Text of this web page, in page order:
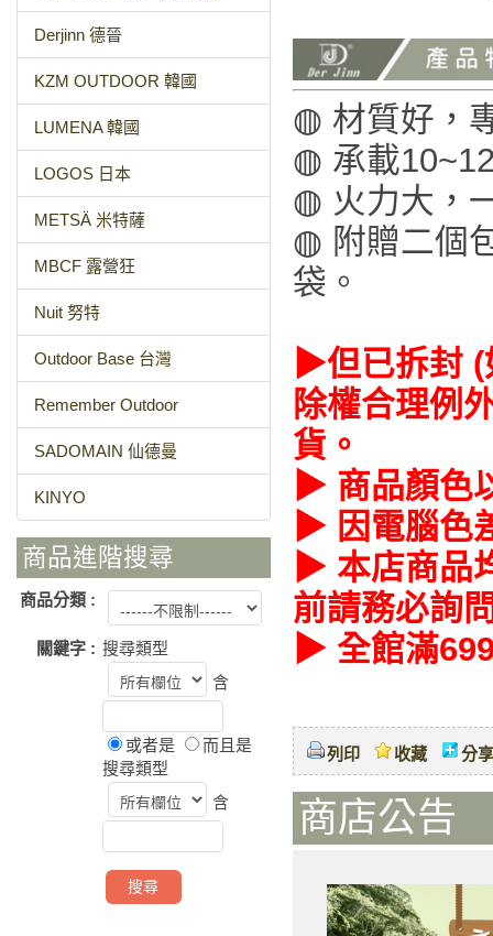
Derjinn 德晉
KZM OUTDOOR 韓國
LUMENA 韓國
LOGOS 日本
METSÄ 米特薩
MBCF 露營狂
Nuit 努特
Outdoor Base 台灣
Remember Outdoor
SADOMAIN 仙德曼
KINYO
商品進階搜尋
商品分類 :
關鍵字 : 搜尋類型
含
或者是
而且是
搜尋類型
含
◍ 材質好，
◍ 承載
◍ 火力大，
◍ 附贈二個
袋。
▶但已拆封
除權合理例
貨。
▶ 商品顏色
▶ 因電腦色
▶ 本店商品
前請務必詢
▶ 全館滿
列印 收藏 分享
商店公告